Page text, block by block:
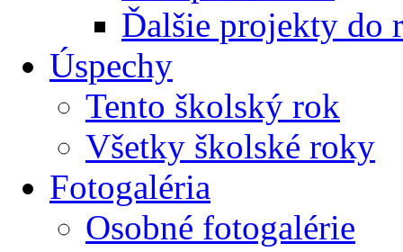
Ďalšie projekty do
Úspechy
Tento školský rok
Všetky školské roky
Fotogaléria
Osobné fotogalérie